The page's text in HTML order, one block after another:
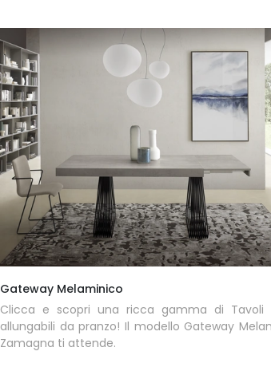
Gateway Melaminico
Clicca e scopri una ricca gamma di Tavoli
allungabili da pranzo! Il modello Gateway
Zamagna ti attende.